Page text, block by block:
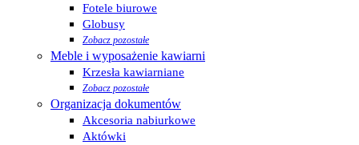
Fotele biurowe
Globusy
Zobacz pozostałe
Meble i wyposażenie kawiarni
Krzesła kawiarniane
Zobacz pozostałe
Organizacja dokumentów
Akcesoria nabiurkowe
Aktówki